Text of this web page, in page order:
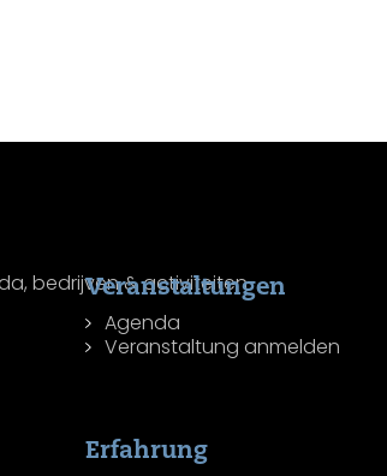
Veranstaltungen
Agenda
Veranstaltung anmelden
Erfahrung